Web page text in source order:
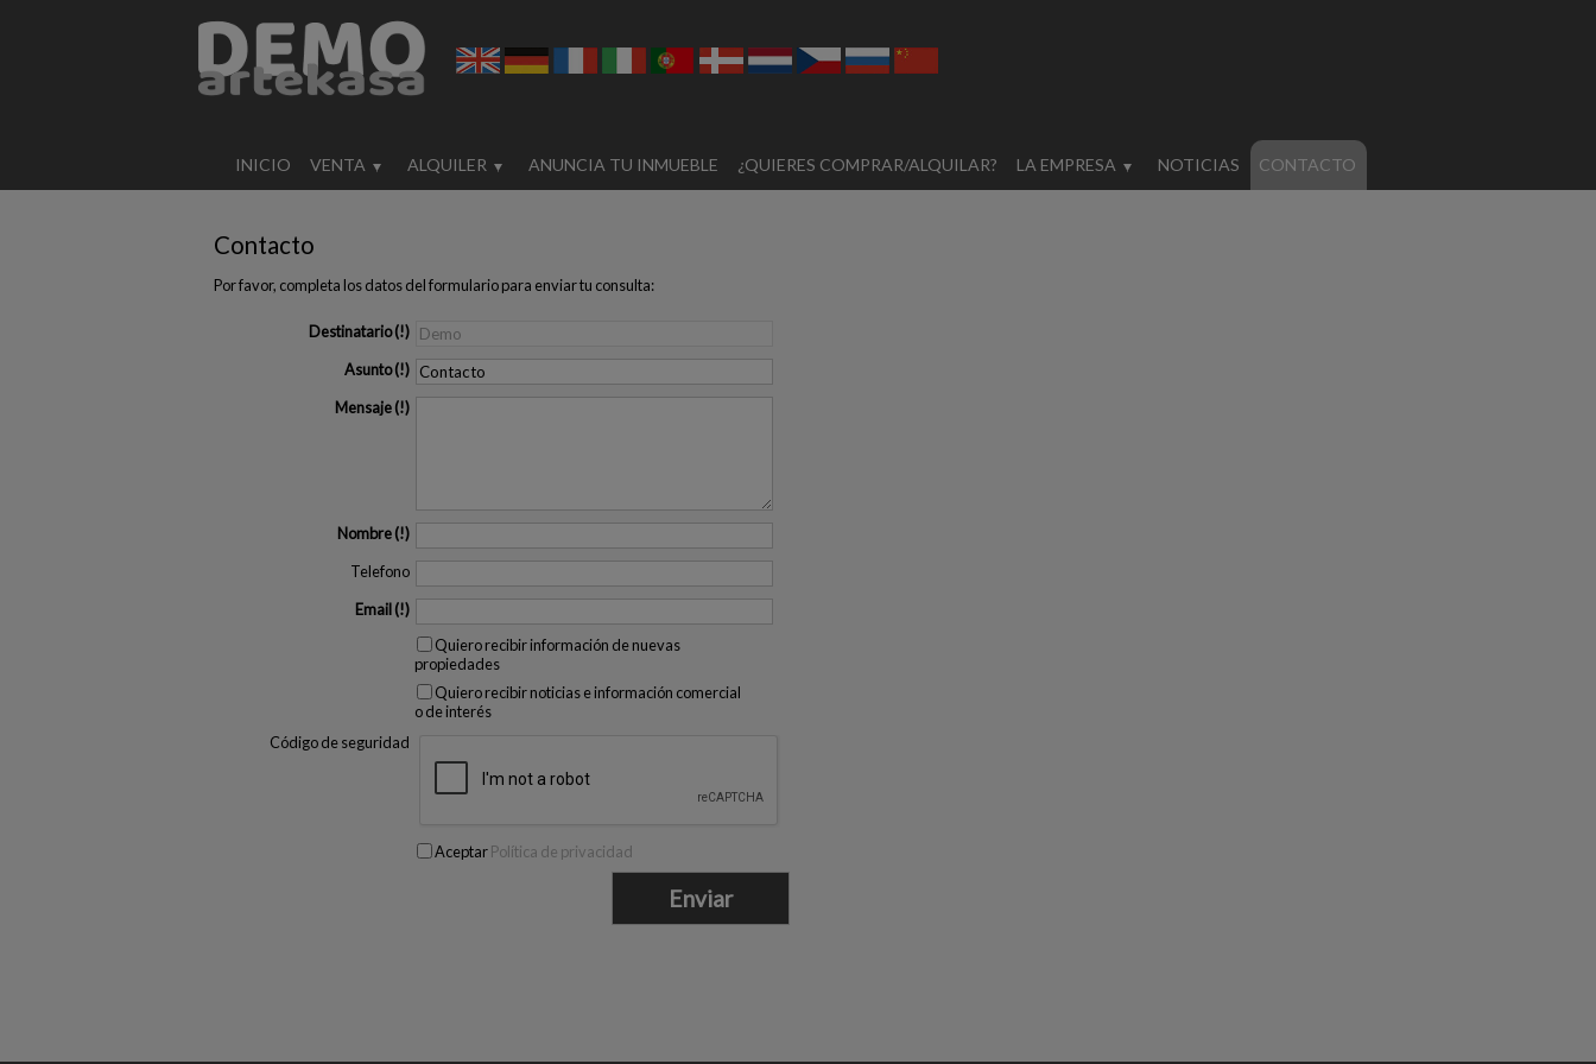
INICIO VENTA ALQUILER ANUNCIA TU INMUEBLE ¿QUIERES COMPRAR/ALQUILAR? LA EMPRESA NOTICIAS CONTACTO
Contacto
Por favor, completa los datos del formulario para enviar tu consulta:
Destinatario
Asunto
Mensaje
Nombre
Telefono
Email
Quiero recibir información de nuevas
propiedades
Quiero recibir noticias e información comercial
o de interés
Código de seguridad
AceptarPolítica de privacidad